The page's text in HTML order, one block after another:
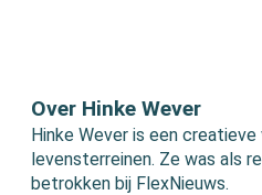
Over Hinke Wever
Hinke Wever is een
levensterreinen. Ze was als
betrokken bij FlexNieuws.